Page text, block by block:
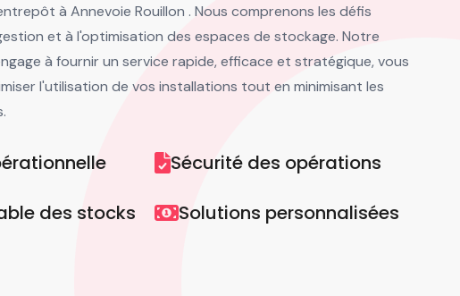
à Annevoie Rouillon . Nous comprenons les défis
et à l'optimisation des espaces de stockage. Notre
à fournir un service rapide, efficace et stratégique, vous
l'utilisation de vos installations tout en minimisant les
des stocks
Sécurité des opérations
Solutions personnalisées